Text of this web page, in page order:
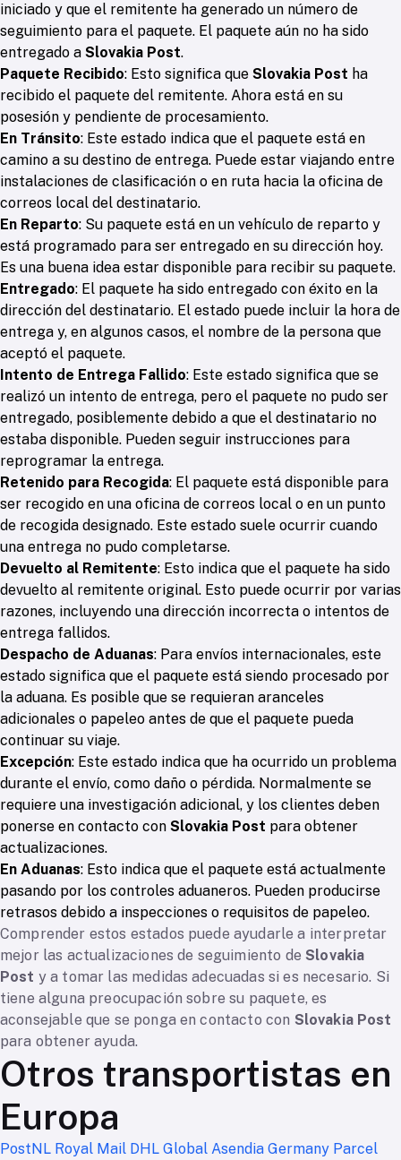
iniciado y que el remitente ha generado un número de
seguimiento para el paquete. El paquete aún no ha sido
entregado a Slovakia Post.
Paquete Recibido: Esto significa que Slovakia Post ha
recibido el paquete del remitente. Ahora está en su
posesión y pendiente de procesamiento.
En Tránsito: Este estado indica que el paquete está en
camino a su destino de entrega. Puede estar viajando entre
instalaciones de clasificación o en ruta hacia la oficina de
correos local del destinatario.
En Reparto: Su paquete está en un vehículo de reparto y
está programado para ser entregado en su dirección hoy.
Es una buena idea estar disponible para recibir su paquete.
Entregado: El paquete ha sido entregado con éxito en la
dirección del destinatario. El estado puede incluir la hora de
entrega y, en algunos casos, el nombre de la persona que
aceptó el paquete.
Intento de Entrega Fallido: Este estado significa que se
realizó un intento de entrega, pero el paquete no pudo ser
entregado, posiblemente debido a que el destinatario no
estaba disponible. Pueden seguir instrucciones para
reprogramar la entrega.
Retenido para Recogida: El paquete está disponible para
ser recogido en una oficina de correos local o en un punto
de recogida designado. Este estado suele ocurrir cuando
una entrega no pudo completarse.
Devuelto al Remitente: Esto indica que el paquete ha sido
devuelto al remitente original. Esto puede ocurrir por varias
razones, incluyendo una dirección incorrecta o intentos de
entrega fallidos.
Despacho de Aduanas: Para envíos internacionales, este
estado significa que el paquete está siendo procesado por
la aduana. Es posible que se requieran aranceles
adicionales o papeleo antes de que el paquete pueda
continuar su viaje.
Excepción: Este estado indica que ha ocurrido un problema
durante el envío, como daño o pérdida. Normalmente se
requiere una investigación adicional, y los clientes deben
ponerse en contacto con Slovakia Post para obtener
actualizaciones.
En Aduanas: Esto indica que el paquete está actualmente
pasando por los controles aduaneros. Pueden producirse
retrasos debido a inspecciones o requisitos de papeleo.
Comprender estos estados puede ayudarle a interpretar
mejor las actualizaciones de seguimiento deSlovakia
Post y a tomar las medidas adecuadas si es necesario. Si
tiene alguna preocupación sobre su paquete, es
aconsejable que se ponga en contacto con Slovakia Post
para obtener ayuda.
Otros transportistas en
Europa
PostNL Royal Mail DHL Global Asendia Germany Parcel